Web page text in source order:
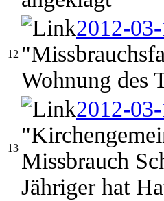
12
2012-
Wohnung des
13
2012-
Missbrauch
Jähriger hat